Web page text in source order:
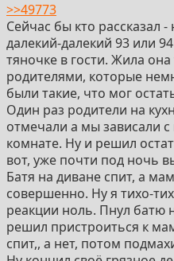
>>49773
Сейчас бы кто рассказал
далекий-далекий 93 или
тяночке в гости. Жила
родителями, которые
были такие, что мог
Один раз родители на
отмечали а мы зависали
комнате. Ну и решил
вот, уже почти под ночь
Батя на диване спит, а
совершенно. Ну я тихо-
реакции ноль. Пнул батю
решил пристроиться к
спит,, а нет, потом